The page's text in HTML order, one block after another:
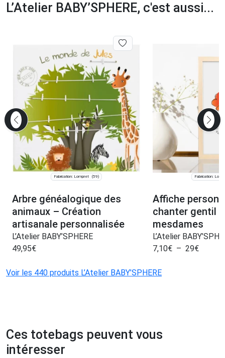
L’Atelier BABY’SPHERE, c'est aussi...
Fabrication: Lompret (59)
Arbre généalogique des
animaux – Création
artisanale personnalisée
L’Atelier BABY’SPHERE
49,95€
Fabrication:
Affiche
chanter gentil
mesdames
L’Atelier
7,10€ – 29€
Voir les 440 produits L’Atelier BABY’SPHERE
Ces totebags peuvent vous
intéresser